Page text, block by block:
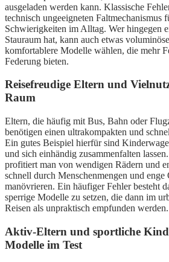
ausgeladen werden kann. Klassische
technisch ungeeigneten Faltmechanismus
Schwierigkeiten im Alltag. Wer hingegen
Stauraum hat, kann auch etwas
komfortablere Modelle wählen, die mehr
Federung bieten.
Reisefreudige Eltern und
Raum
Eltern, die häufig mit Bus, Bahn oder
benötigen einen ultrakompakten und
Ein gutes Beispiel hierfür sind
und sich einhändig zusammenfalten
profitiert man von wendigen Rädern und
schnell durch Menschenmengen und enge
manövrieren. Ein häufiger Fehler besteht
sperrige Modelle zu setzen, die dann im
Reisen als unpraktisch empfunden werden.
Aktiv-Eltern und sportliche
Modelle im Test